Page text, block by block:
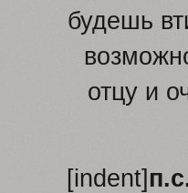
будешь
отцу и
[indent]